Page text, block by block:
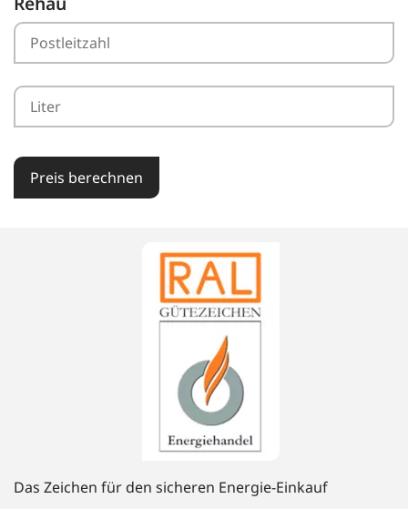
Preis berechnen
Das Zeichen für den sicheren Energie-Einkauf